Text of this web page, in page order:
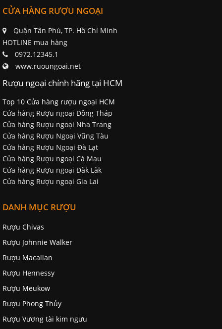
CỬA HÀNG RƯỢU NGOẠI
Quận Tân Phú, TP. Hồ Chí Minh
HOTLINE mua hàng
0972.12345.1
www.ruoungoai.net
Rượu ngoại chính hãng tại HCM
Top 10 Cửa hàng rượu ngoại HCM
Cửa hàng Rượu ngoại Đồng Tháp
Cửa hàng Rượu ngoại Nha Trang
Cửa hàng Rượu Ngoại Vũng Tàu
Cửa hàng Rượu Ngoại Đà Lạt
Cửa hàng Rượu ngoại Cà Mau
Cửa hàng Rượu ngoại Đăk Lăk
Cửa hàng Rượu ngoại Gia Lai
DANH MỤC RƯỢU
Rượu Chivas
Rượu Johnnie Walker
Rượu Macallan
Rượu Hennessy
Rượu Meukow
Rượu Phong Thủy
Rượu Vương tài kim ngưu